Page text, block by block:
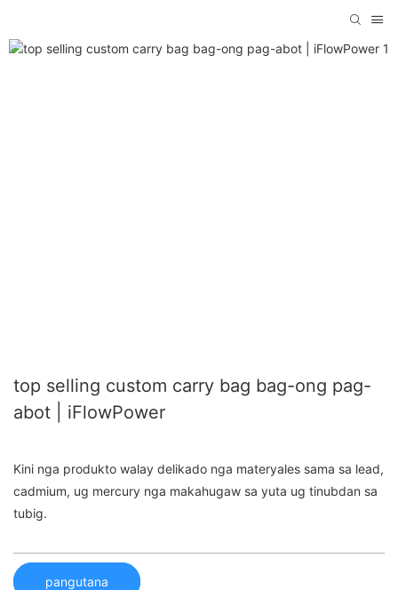
top selling custom carry bag bag-ong pag-
abot | iFlowPower
Kini nga produkto walay delikado nga materyales sama sa lead,
cadmium, ug mercury nga makahugaw sa yuta ug tinubdan sa
tubig.
pangutana